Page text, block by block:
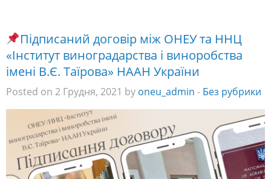
Підписаний договір між ОНЕУ та ННЦ
«Інститут виноградарства і виноробства
імені В.Є. Таїрова» НААН України
Posted on 2 Грудня, 2021 by oneu_admin - Без рубрики